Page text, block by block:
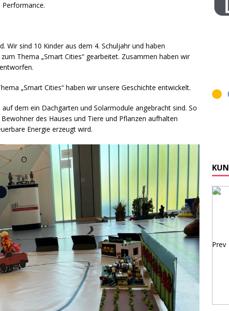
Wir sind 10 Kinder aus dem 4. Schuljahr und haben
Thema „Smart Cities“ gearbeitet. Zusammen haben wir
„Smart Cities“ haben wir unsere Geschichte entwickelt.
dem ein Dachgarten und Solarmodule angebracht sind. So
des Hauses und Tiere und Pflanzen aufhalten
Energie erzeugt wird.
Prev